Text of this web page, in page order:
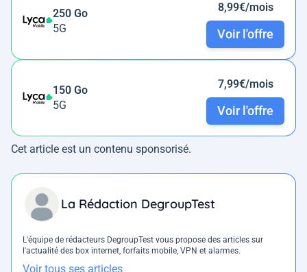
250 Go
5G
8,99€/mois
Voir l'offre
150 Go
5G
7,99€/mois
Voir l'offre
Cet article est un contenu sponsorisé.
La Rédaction DegroupTest
L'équipe de rédacteurs DegroupTest vous propose des articles sur
l'actualité des box internet, forfaits mobile, VPN et alarmes.
Voir tous ses articles